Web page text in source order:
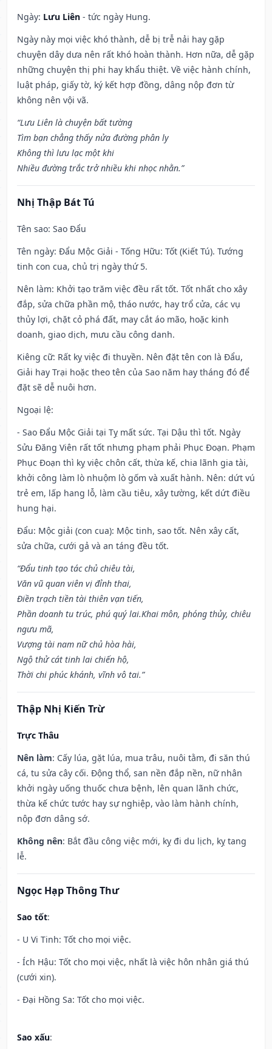
Ngày: Lưu Liên - tức ngày Hung.
Ngày này mọi việc khó thành, dễ bị trễ nải hay gặp
chuyện dây dưa nên rất khó hoàn thành. Hơn nữa, dễ gặp
những chuyện thị phi hay khẩu thiệt. Về việc hành chính,
luật pháp, giấy tờ, ký kết hợp đồng, dâng nộp đơn từ
không nên vội vã.
“Lưu Liên là chuyện bất tường
Tìm bạn chẳng thấy nửa đường phân ly
Không thì lưu lạc một khi
Nhiều đường trắc trở nhiều khi nhọc nhằn.”
Nhị Thập Bát Tú
Tên sao: Sao Đẩu
Tên ngày: Đẩu Mộc Giải - Tống Hữu: Tốt (Kiết Tú). Tướng
tinh con cua, chủ trị ngày thứ 5.
Nên làm: Khởi tạo trăm việc đều rất tốt. Tốt nhất cho xây
đắp, sửa chữa phần mộ, tháo nước, hay trổ cửa, các vụ
thủy lợi, chặt cỏ phá đất, may cắt áo mão, hoặc kinh
doanh, giao dịch, mưu cầu công danh.
Kiêng cữ: Rất kỵ việc đi thuyền. Nên đặt tên con là Đẩu,
Giải hay Trại hoặc theo tên của Sao năm hay tháng đó để
đặt sẽ dễ nuôi hơn.
Ngoại lệ:
- Sao Đẩu Mộc Giải tại Tỵ mất sức. Tại Dậu thì tốt. Ngày
Sửu Đăng Viên rất tốt nhưng phạm phải Phục Đoạn. Phạm
Phục Đoạn thì kỵ việc chôn cất, thừa kế, chia lãnh gia tài,
khởi công làm lò nhuộm lò gốm và xuất hành. Nên: dứt vú
trẻ em, lấp hang lỗ, làm cầu tiêu, xây tường, kết dứt điều
hung hại.
Đẩu: Mộc giải (con cua): Mộc tinh, sao tốt. Nên xây cất,
sửa chữa, cưới gả và an táng đều tốt.
“Đẩu tinh tạo tác chủ chiêu tài,
Văn vũ quan viên vị đỉnh thai,
Điền trạch tiền tài thiên vạn tiến,
Phần doanh tu trúc, phú quý lai.Khai môn, phóng thủy, chiêu
ngưu mã,
Vượng tài nam nữ chủ hòa hài,
Ngộ thử cát tinh lai chiến hộ,
Thời chi phúc khánh, vĩnh vô tai.”
Thập Nhị Kiến Trừ
Trực Thâu
Nên làm: Cấy lúa, gặt lúa, mua trâu, nuôi tằm, đi săn thú
cá, tu sửa cây cối. Động thổ, san nền đắp nền, nữ nhân
khởi ngày uống thuốc chưa bệnh, lên quan lãnh chức,
thừa kế chức tước hay sự nghiệp, vào làm hành chính,
nộp đơn dâng sớ.
Không nên: Bắt đầu công việc mới, kỵ đi du lịch, kỵ tang
lễ.
Ngọc Hạp Thông Thư
Sao tốt:
- U Vi Tinh: Tốt cho mọi việc.
- Ích Hậu: Tốt cho mọi việc, nhất là việc hôn nhân giá thú
(cưới xin).
- Đại Hồng Sa: Tốt cho mọi việc.
Sao xấu: